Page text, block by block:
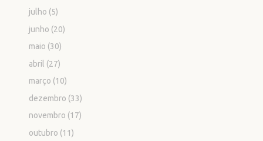
julho (5)
junho (20)
maio (30)
abril (27)
março (10)
dezembro (33)
novembro (17)
outubro (11)